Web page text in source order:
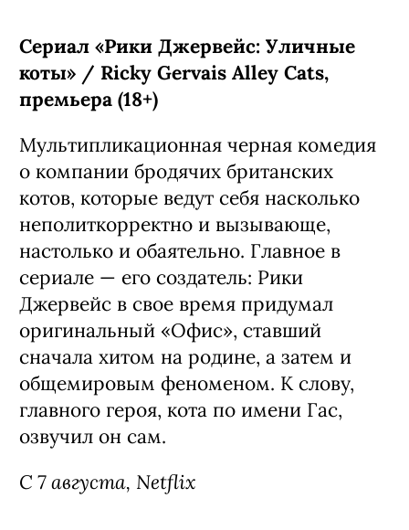
Сериал «Рики Джервейс: Уличные
коты» / Ricky Gervais Alley Cats,
премьера (18+)
о компании бродячих британских